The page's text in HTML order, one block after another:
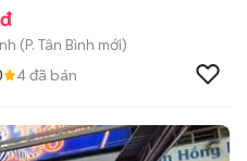
(P. Tân Bình mới)
4đã bán